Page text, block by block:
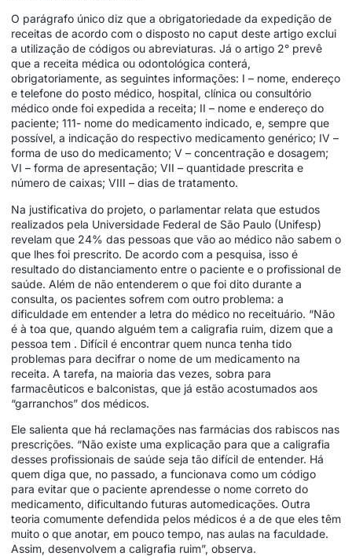
O parágrafo único diz que a obrigatoriedade da expedição de
receitas de acordo com o disposto no caput deste artigo exclui
a utilização de códigos ou abreviaturas. Já o artigo 2° prevê
que a receita médica ou odontológica conterá,
obrigatoriamente, as seguintes informações: I – nome, endereço
e telefone do posto médico, hospital, clínica ou consultório
médico onde foi expedida a receita; II – nome e endereço do
paciente; 111- nome do medicamento indicado, e, sempre que
possível, a indicação do respectivo medicamento genérico; IV –
forma de uso do medicamento; V – concentração e dosagem;
VI – forma de apresentação; VII – quantidade prescrita e
número de caixas; VIII – dias de tratamento.
Na justificativa do projeto, o parlamentar relata que estudos
realizados pela Universidade Federal de São Paulo (Unifesp)
revelam que 24% das pessoas que vão ao médico não sabem o
que lhes foi prescrito. De acordo com a pesquisa, isso é
resultado do distanciamento entre o paciente e o profissional de
saúde. Além de não entenderem o que foi dito durante a
consulta, os pacientes sofrem com outro problema: a
dificuldade em entender a letra do médico no receituário. “Não
é à toa que, quando alguém tem a caligrafia ruim, dizem que a
pessoa tem . Difícil é encontrar quem nunca tenha tido
problemas para decifrar o nome de um medicamento na
receita. A tarefa, na maioria das vezes, sobra para
farmacêuticos e balconistas, que já estão acostumados aos
“garranchos” dos médicos.
Ele salienta que há reclamações nas farmácias dos rabiscos nas
prescrições. “Não existe uma explicação para que a caligrafia
desses profissionais de saúde seja tão difícil de entender. Há
quem diga que, no passado, a funcionava como um código
para evitar que o paciente aprendesse o nome correto do
medicamento, dificultando futuras automedicações. Outra
teoria comumente defendida pelos médicos é a de que eles têm
muito o que anotar, em pouco tempo, nas aulas na faculdade.
Assim, desenvolvem a caligrafia ruim”, observa.